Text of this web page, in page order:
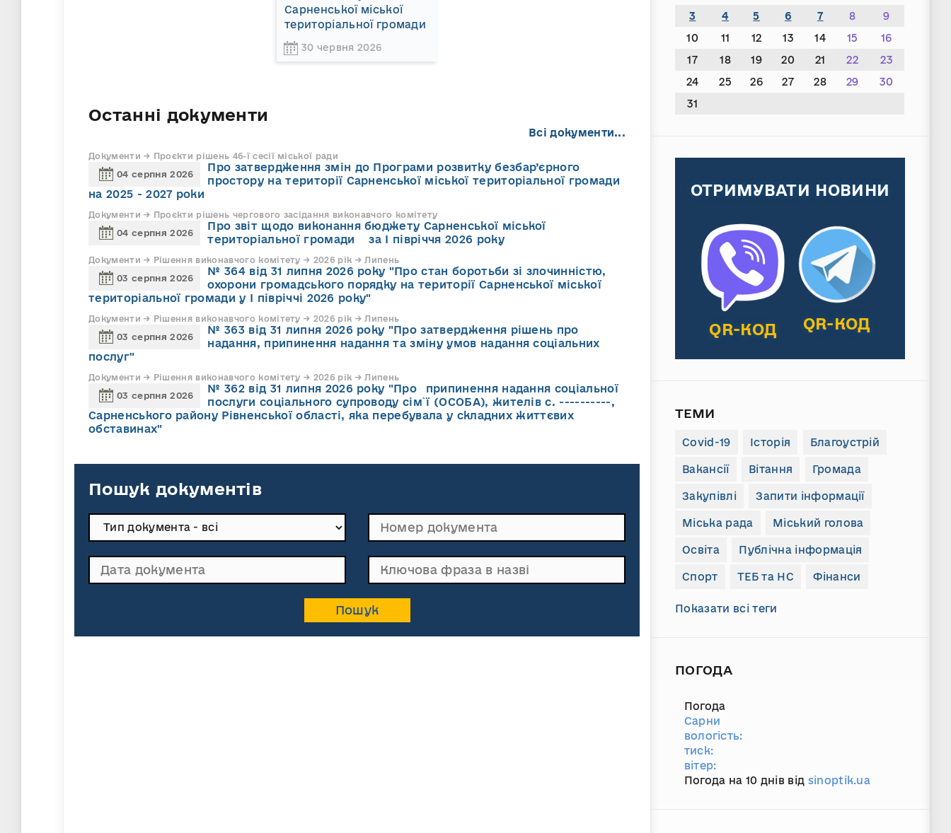
Сарненської міської
територіальної громади
30 червня 2026
Останні документи
Всі документи...
Документи → Проєкти рішень 46-ї сесії міської ради
04 серпня 2026
Про затвердження змін до Програми розвитку безбар’єрного
простору на території Сарненської міської територіальної громади
на 2025 - 2027 роки
Документи → Проєкти рішень чергового засідання виконавчого комітету
04 серпня 2026
Про звіт щодо виконання бюджету Сарненської міської
територіальної громади за І півріччя 2026 року
Документи → Рішення виконавчого комітету → 2026 рік → Липень
03 серпня 2026
№ 364 від 31 липня 2026 року "Про стан боротьби зі злочинністю,
охорони громадського порядку на території Сарненської міської
територіальної громади у І півріччі 2026 року"
Документи → Рішення виконавчого комітету → 2026 рік → Липень
03 серпня 2026
№ 363 від 31 липня 2026 року "Про затвердження рішень про
надання, припинення надання та зміну умов надання соціальних
послуг"
Документи → Рішення виконавчого комітету → 2026 рік → Липень
03 серпня 2026
№ 362 від 31 липня 2026 року "Про припинення надання соціальної
послуги соціального супроводу cім`ї (ОСОБА), жителів с. ----------,
Сарненського району Рівненської області, яка перебувала у складних життєвих
обставинах"
Пошук документів
3
4 5 6 7 8
9
10
11 12 13 14 15
16
17
18 19 20 21 22
23
24
25 26 27 28 29
30
31
ОТРИМУВАТИ НОВИНИ
QR-КОД QR-КОД
ТЕМИ
Covid-19 Історія Благоустрій
Вакансії Вітання Громада
Закупівлі Запити інформації
Міська рада Міський голова
Освіта Публічна інформація
Спорт ТЕБ та НС Фінанси
Показати всі теги
ПОГОДА
Погода
Сарни
вологість:
тиск:
вітер:
Погода на 10 днів від sinoptik.ua